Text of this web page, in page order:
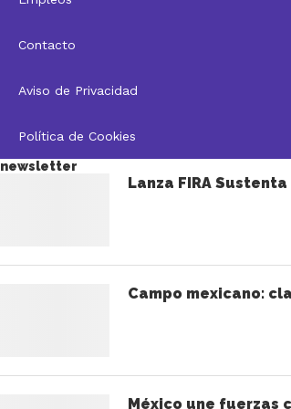
Contacto
Aviso de Privacidad
Política de Cookies
newsletter
Lanza FIRA
Campo mexicano:
México une fuerzas